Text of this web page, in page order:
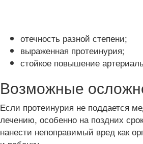
отечность разной степени;
выраженная протеинурия;
стойкое повышение
Возможные
Если протеинурия не поддается
лечению, особенно на поздних
нанести непоправимый вред как